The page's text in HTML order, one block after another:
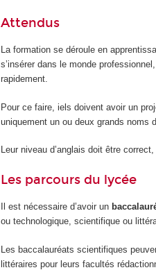
Attendus
La formation se déroule en
s’insérer dans le monde
rapidement.
Pour ce faire, iels doivent avoir un
uniquement un ou deux grands noms
Leur niveau d’anglais doit être
Les parcours du lycée
Il est nécessaire d’avoir un
ou technologique, scientifique ou
Les baccalauréats scientifiques
littéraires pour leurs facultés